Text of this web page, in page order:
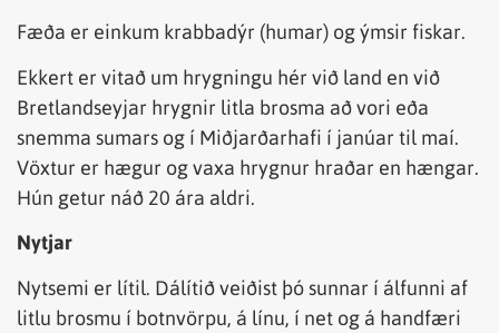
Fæða er einkum krabbadýr (humar) og ýmsir fiskar.
Ekkert er vitað um hrygningu hér við land en við
Bretlandseyjar hrygnir litla brosma að vori eða
snemma sumars og í Miðjarðarhafi í janúar til maí.
Vöxtur er hægur og vaxa hrygnur hraðar en hængar.
Hún getur náð 20 ára aldri.
Nytjar
Nytsemi er lítil. Dálítið veiðist þó sunnar í álfunni af
litlu brosmu í botnvörpu, á línu, í net og á handfæri